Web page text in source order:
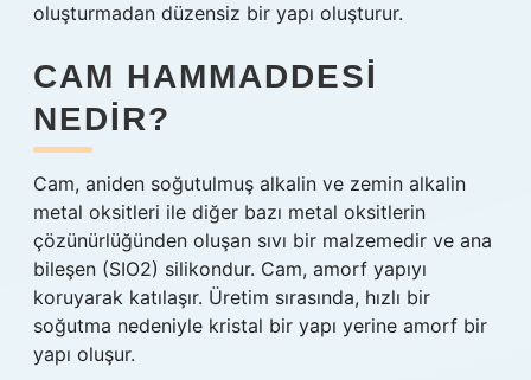
oluşturmadan düzensiz bir yapı oluşturur.
CAM HAMMADDESI
NEDIR?
Cam, aniden soğutulmuş alkalin ve zemin alkalin
metal oksitleri ile diğer bazı metal oksitlerin
çözünürlüğünden oluşan sıvı bir malzemedir ve ana
bileşen (SIO2) silikondur. Cam, amorf yapıyı
koruyarak katılaşır. Üretim sırasında, hızlı bir
soğutma nedeniyle kristal bir yapı yerine amorf bir
yapı oluşur.